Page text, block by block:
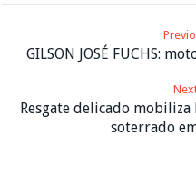
GILSON JOSÉ FUCHS:
Resgate delicado
soterrado